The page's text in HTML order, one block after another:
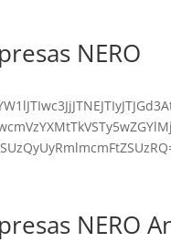
NERO
NERO